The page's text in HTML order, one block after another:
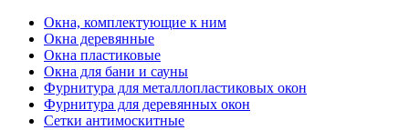
Окна, комплектующие к ним
Окна деревянные
Окна пластиковые
Окна для бани и сауны
Фурнитура для металлопластиковых окон
Фурнитура для деревянных окон
Сетки антимоскитные